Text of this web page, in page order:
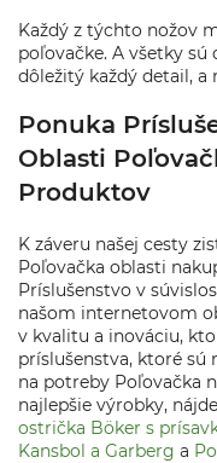
Každý z týchto nožov
poľovačke. A všetky sú
dôležitý každý detail, a
Ponuka
Oblasti
Produktov
K záveru našej cesty
Poľovačka oblasti
Príslušenstvo v
našom internetovom
v kvalitu a inováciu,
príslušenstva, ktoré sú
na potreby Poľovačka
najlepšie výrobky,
ostrička Böker s
Kansbol a Garberg a